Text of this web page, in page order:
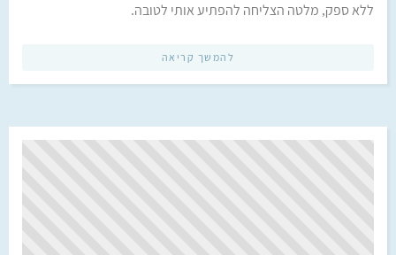
ללא ספק, מלטה הצליחה להפתיע אותי לטובה.
להמשך קריאה